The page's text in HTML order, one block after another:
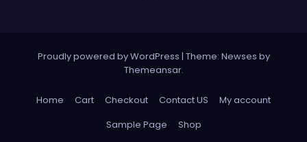
Proudly powered by WordPress | Theme: Newses by
Themeansar.
Home Cart Checkout Contact US
My account
Sample Page
Shop